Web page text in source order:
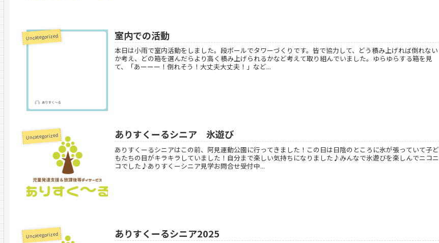
Uncategorized 室内での活動
本日は小雨で室内活動をしました。段ボールでタワーづくりです。皆で協力して、どう積み上げれば倒れない
か考え、どの箱を選んだらより高く積み上げられるかなど考えて取り組んでいました。ゆらゆらする箱を見
て、「あーーー！倒れそう！大丈夫大丈夫！」など...
Uncategorized ありすくーるシニア 氷遊び
ありすくーるシニアはこの前、阿見運動公園に行ってきました！この日は日陰のところに氷が張っていて子ど
もたちの目がキラキラしていました！自分まで楽しい気持ちになりました♪みんなで氷遊びを楽しんでニコニ
コでした♪ありすくーシニア見学お問合せ受付中...
Uncategorized ありすくーるシニア2025